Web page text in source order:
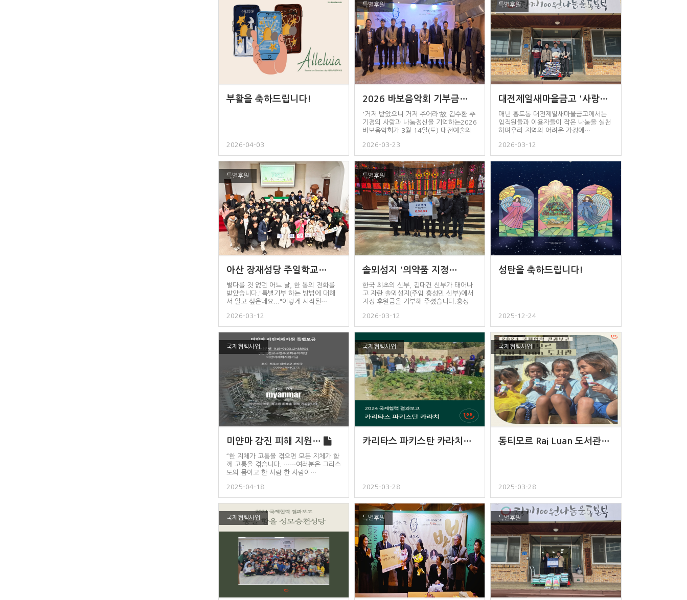
부활을 축하드립니다!
2026-04-03
특별후원
2026 바보음악회 기부금…
'거저 받았으니 거저 주어라'故 김수환 추
기경의 사랑과 나눔정신을 기억하는2026
바보음악회가 3월 14일(토) 대전예술의
2026-03-23
특별후원
대전제일새마을금고 '사랑의…
매년 홍도동 대전제일새마을금고에서는
임직원들과 이용자들이 작은 나눔을 실천
하며우리 지역의 어려운 가정에…
2026-03-12
특별후원
아산 장재성당 주일학교…
별다를 것 없던 어느 날, 한 통의 전화를
받았습니다."특별기부 하는 방법에 대해
서 알고 싶은데요..."이렇게 시작된…
2026-03-12
특별후원
솔뫼성지 '의약품 지정…
한국 최초의 신부, 김대건 신부가 태어나
고 자란 솔뫼성지(주임 홍성민 신부)에서
지정 후원금을 기부해 주셨습니다.홍성
2026-03-12
성탄을 축하드립니다!
2025-12-24
국제협력사업
미얀마 강진 피해 지원…
“한 지체가 고통을 겪으면 모든 지체가 함
께 고통을 겪습니다. ……여러분은 그리스
도의 몸이고 한 사람 한 사람이…
2025-04-18
국제협력사업
카리타스 파키스탄 카라치…
2025-03-28
국제협력사업
동티모르 Rai Luan 도서관…
2025-03-28
국제협력사업 특별후원 특별후원